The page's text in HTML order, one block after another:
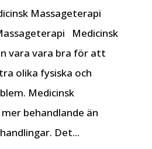
Massageterapi
Medicinsk
vara vara bra för att
olika fysiska och
Medicinsk
behandlande än
Det...